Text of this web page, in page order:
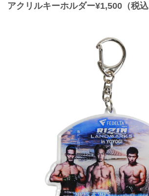
アクリルキーホルダー¥1,500（税込